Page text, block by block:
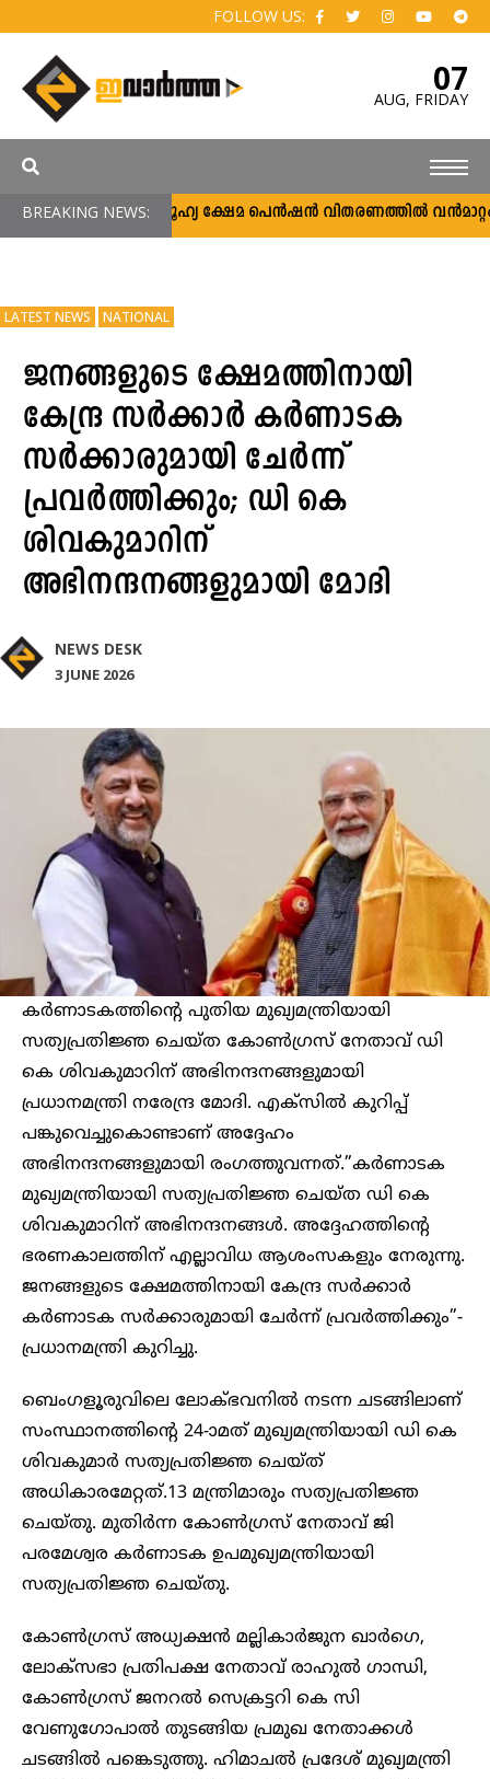
FOLLOW US:
07
AUG, FRIDAY
BREAKING NEWS:സാമൂഹ്യ ക്ഷേമ പെൻഷൻ വിതരണത്തിൽ വൻമാറ്റം;
LATEST NEWS NATIONAL
ജനങ്ങളുടെ ക്ഷേമത്തിനായി
കേന്ദ്ര സർക്കാർ കർണാടക
സർക്കാരുമായി ചേർന്ന്
പ്രവർത്തിക്കും; ഡി കെ
ശിവകുമാറിന്
അഭിനന്ദനങ്ങളുമായി മോദി
NEWS DESK
3 JUNE 2026
കർണാടകത്തിൻ്റെ പുതിയ മുഖ്യമന്ത്രിയായി
സത്യപ്രതിജ്ഞ ചെയ്ത കോൺഗ്രസ് നേതാവ് ഡി
കെ ശിവകുമാറിന് അഭിനന്ദനങ്ങളുമായി
പ്രധാനമന്ത്രി നരേന്ദ്ര മോദി. എക്സിൽ കുറിപ്പ്
പങ്കുവെച്ചുകൊണ്ടാണ് അദ്ദേഹം
അഭിനന്ദനങ്ങളുമായി രംഗത്തുവന്നത്.”കർണാടക
മുഖ്യമന്ത്രിയായി സത്യപ്രതിജ്ഞ ചെയ്ത ഡി കെ
ശിവകുമാറിന് അഭിനന്ദനങ്ങൾ. അദ്ദേഹത്തിന്റെ
ഭരണകാലത്തിന് എല്ലാവിധ ആശംസകളും നേരുന്നു.
ജനങ്ങളുടെ ക്ഷേമത്തിനായി കേന്ദ്ര സർക്കാർ
കർണാടക സർക്കാരുമായി ചേർന്ന് പ്രവർത്തിക്കും”-
പ്രധാനമന്ത്രി കുറിച്ചു.
ബെംഗളൂരുവിലെ ലോക്ഭവനിൽ നടന്ന ചടങ്ങിലാണ്
സംസ്ഥാനത്തിൻ്റെ 24-ാമത് മുഖ്യമന്ത്രിയായി ഡി കെ
ശിവകുമാർ സത്യപ്രതിജ്ഞ ചെയ്ത്
അധികാരമേറ്റത്.13 മന്ത്രിമാരും സത്യപ്രതിജ്ഞ
ചെയ്തു. മുതിർന്ന കോൺഗ്രസ് നേതാവ് ജി
പരമേശ്വര കർണാടക ഉപമുഖ്യമന്ത്രിയായി
സത്യപ്രതിജ്ഞ ചെയ്തു.
കോൺഗ്രസ് അധ്യക്ഷൻ മല്ലികാർജുന ഖാർഗെ,
ലോക്സഭാ പ്രതിപക്ഷ നേതാവ് രാഹുൽ ഗാന്ധി,
കോൺഗ്രസ് ജനറൽ സെക്രട്ടറി കെ സി
വേണുഗോപാൽ തുടങ്ങിയ പ്രമുഖ നേതാക്കൾ
ചടങ്ങിൽ പങ്കെടുത്തു. ഹിമാചൽ പ്രദേശ് മുഖ്യമന്ത്രി